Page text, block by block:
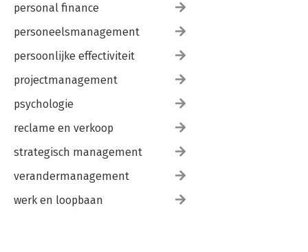
personal finance
personeelsmanagement
persoonlijke effectiviteit
projectmanagement
psychologie
reclame en verkoop
strategisch management
verandermanagement
werk en loopbaan